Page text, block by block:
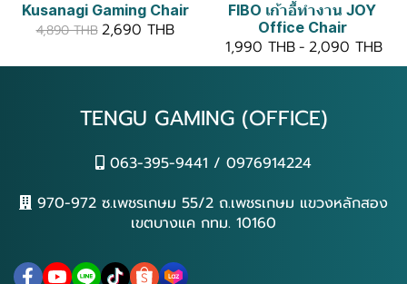
Kusanagi Gaming Chair
4,890 THB 2,690 THB
FIBO เก้าอี้ทำงาน JOY
Office Chair
1,990 THB- 2,090 THB
TENGU GAMING (OFFICE)
063-395-9441 / 0976914224
970-972 ซ.เพชรเกษม 55/2 ถ.เพชรเกษม แขวงหลักสอง
เขตบางแค กทม. 10160